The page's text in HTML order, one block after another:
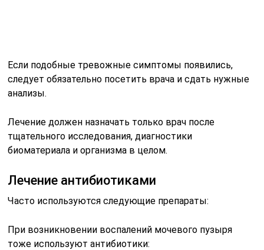
Если подобные тревожные симптомы появились,
следует обязательно посетить врача и сдать нужные
анализы.
Лечение должен назначать только врач после
тщательного исследования, диагностики
биоматериала и организма в целом.
Лечение антибиотиками
Часто используются следующие препараты:
При возникновении воспалений мочевого пузыря
тоже используют антибиотики: